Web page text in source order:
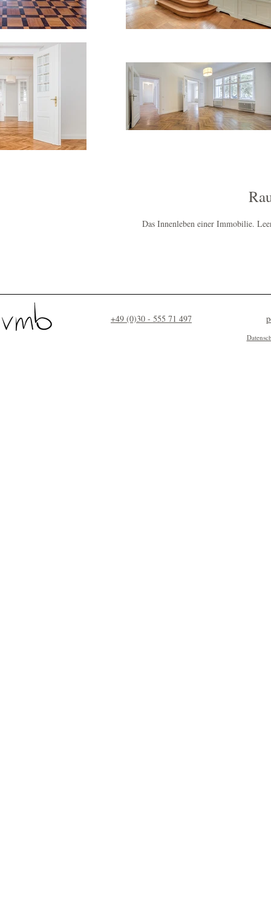
Das Innenleben einer Immobilie.
+49 (0)30 - 555 71 497